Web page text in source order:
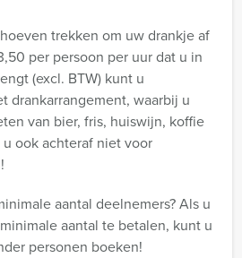
trekken om uw drankje af
per persoon per uur dat u in
(excl. BTW) kunt u
drankarrangement, waarbij u
van bier, fris, huiswijn, koffie
ook achteraf niet voor
aantal deelnemers? Als u
aantal te betalen, kunt u
personen boeken!